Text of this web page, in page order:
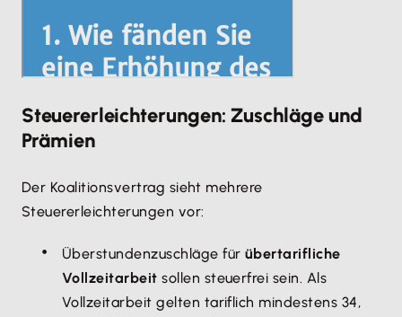
Steuererleichterungen: Zuschläge und
Prämien
Der Koalitionsvertrag sieht mehrere
Steuererleichterungen vor:
Überstundenzuschläge für übertarifliche
Vollzeitarbeit sollen steuerfrei sein. Als
Vollzeitarbeit gelten tariflich mindestens 34,